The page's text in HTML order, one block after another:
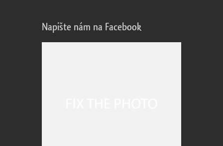
Napište nám na Facebook